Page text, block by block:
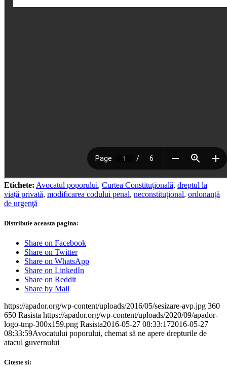
Etichete: Avocatul poporului, Curtea Constituțională, dreptul la
viață privată, modificarea codului penal, neconstituțional, ordonanţă
de urgenţă
Distribuie aceasta pagina:
Share on Facebook
Share on Twitter
Share on WhatsApp
Share on LinkedIn
Share on Reddit
Share by Mail
https://apador.org/wp-content/uploads/2016/05/sesizare-avp.jpg 360
650 Rasista https://apador.org/wp-content/uploads/2020/09/apador-
logo-tmp-300x159.png Rasista2016-05-27 08:33:172016-05-27
08:33:59Avocatului poporului, chemat să ne apere drepturile de
atacul guvernului
Citeste si: